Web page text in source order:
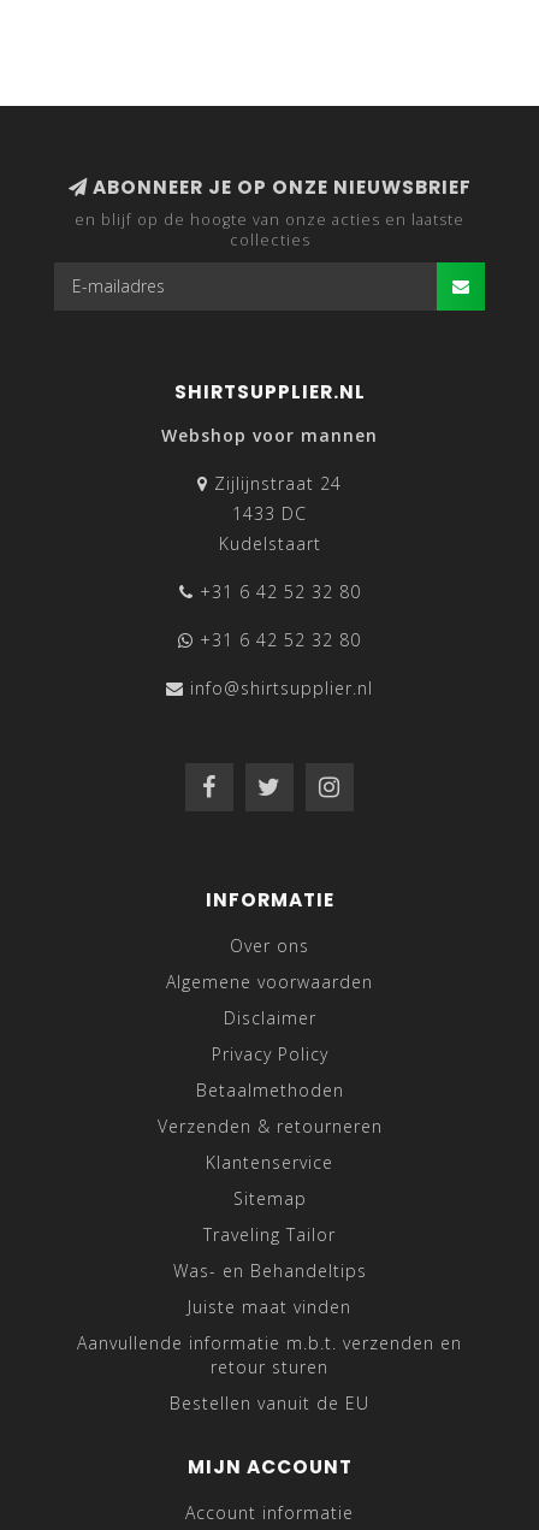
ABONNEER JE OP ONZE NIEUWSBRIEF
en blijf op de hoogte van onze acties en laatste
collecties
SHIRTSUPPLIER.NL
Webshop voor mannen
Zijlijnstraat 24
1433 DC
Kudelstaart
+31 6 42 52 32 80
+31 6 42 52 32 80
info@shirtsupplier.nl
INFORMATIE
Over ons
Algemene voorwaarden
Disclaimer
Privacy Policy
Betaalmethoden
Verzenden & retourneren
Klantenservice
Sitemap
Traveling Tailor
Was- en Behandeltips
Juiste maat vinden
Aanvullende informatie m.b.t. verzenden en
retour sturen
Bestellen vanuit de EU
MIJN ACCOUNT
Account informatie